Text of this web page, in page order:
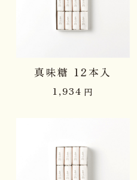
真味糖 12本入
1,934 円